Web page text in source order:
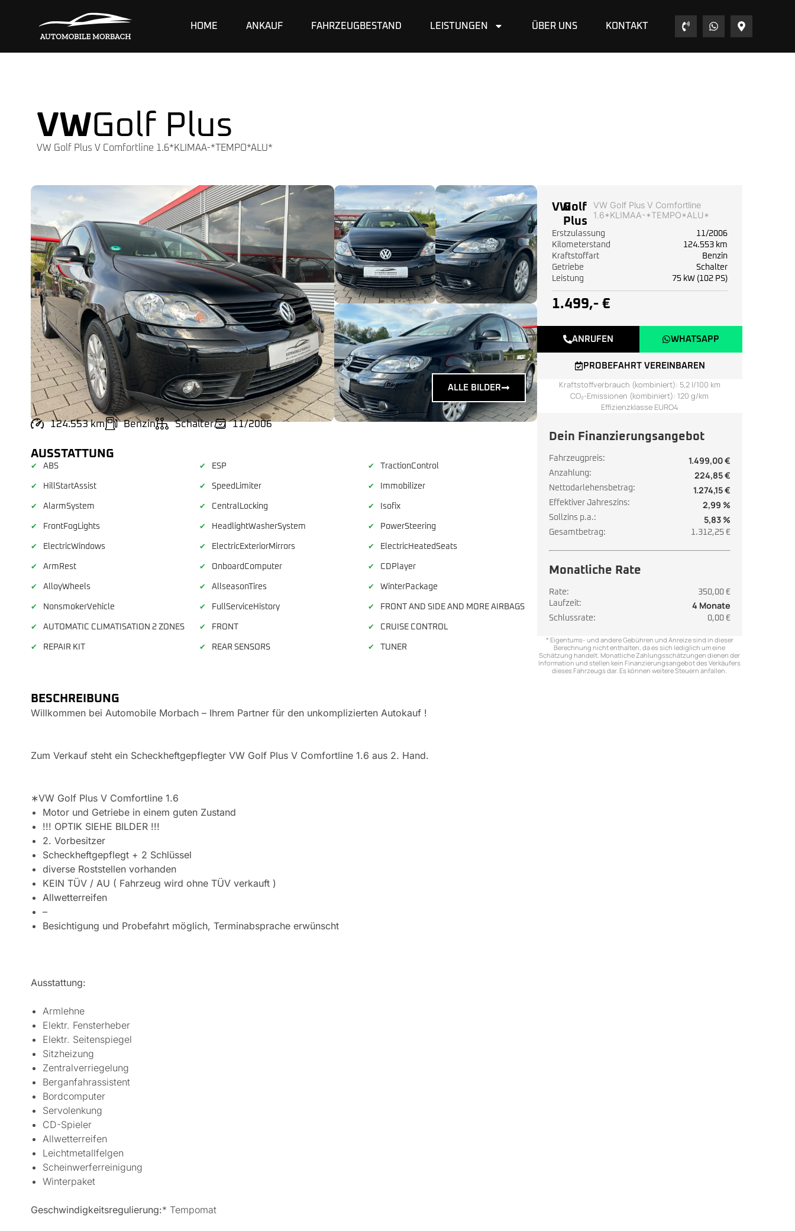
HOME ANKAUF FAHRZEUGBESTAND LEISTUNGEN ÜBER UNS KONTAKT
VWGolf Plus
VW Golf Plus V Comfortline 1.6*KLIMAA-*TEMPO*ALU*
ALLE BILDER
124.553 km Benzin Schalter 11/2006
AUSSTATTUNG
✔ ABS ✔ ESP ✔ TractionControl
✔ HillStartAssist ✔ SpeedLimiter ✔ Immobilizer
✔ AlarmSystem ✔ CentralLocking ✔ Isofix
✔ FrontFogLights ✔ HeadlightWasherSystem ✔ PowerSteering
✔ ElectricWindows ✔ ElectricExteriorMirrors ✔ ElectricHeatedSeats
✔ ArmRest ✔ OnboardComputer ✔ CDPlayer
✔ AlloyWheels ✔ AllseasonTires ✔ WinterPackage
✔ NonsmokerVehicle ✔ FullServiceHistory ✔ FRONT AND SIDE AND MORE AIRBAGS
✔ AUTOMATIC CLIMATISATION 2 ZONES ✔ FRONT ✔ CRUISE CONTROL
✔ REPAIR KIT ✔ REAR SENSORS ✔ TUNER
BESCHREIBUNG
Willkommen bei Automobile Morbach – Ihrem Partner für den unkomplizierten Autokauf !
Zum Verkauf steht ein Scheckheftgepflegter VW Golf Plus V Comfortline 1.6 aus 2. Hand.
∗VW Golf Plus V Comfortline 1.6
Motor und Getriebe in einem guten Zustand
!!! OPTIK SIEHE BILDER !!!
2. Vorbesitzer
Scheckheftgepflegt + 2 Schlüssel
diverse Roststellen vorhanden
KEIN TÜV / AU ( Fahrzeug wird ohne TÜV verkauft )
Allwetterreifen
–
Besichtigung und Probefahrt möglich, Terminabsprache erwünscht
Ausstattung:
Armlehne
Elektr. Fensterheber
Elektr. Seitenspiegel
Sitzheizung
Zentralverriegelung
Berganfahrassistent
Bordcomputer
Servolenkung
CD-Spieler
Allwetterreifen
Leichtmetallfelgen
Scheinwerferreinigung
Winterpaket
Geschwindigkeitsregulierung:* Tempomat
VWGolf
Plus
VW Golf Plus V Comfortline
1.6*KLIMAA-*TEMPO*ALU*
Erstzulassung
11/2006
Kilometerstand
124.553 km
Kraftstoffart
Benzin
Getriebe
Schalter
Leistung
75 kW (102 PS)
1.499,- €
ANRUFEN WHATSAPP
PROBEFAHRT VEREINBAREN
Kraftstoffverbrauch (kombiniert): 5,2 l/100 km
CO₂-Emissionen (kombiniert): 120 g/km
Effizienzklasse EURO4
Dein Finanzierungsangebot
Fahrzeugpreis: 1.499,00 €
Anzahlung: 224,85 €
Nettodarlehensbetrag: 1.274,15 €
Effektiver Jahreszins: 2,99 %
Sollzins p.a.: 5,83 %
Gesamtbetrag: 1.312,25 €
Monatliche Rate
Rate:
350,00 €
Laufzeit:
4 Monate
Schlussrate: 0,00 €
* Eigentums- und andere Gebühren und Anreize sind in dieser
Berechnung nicht enthalten, da es sich lediglich um eine
Schätzung handelt. Monatliche Zahlungsschätzungen dienen der
Information und stellen kein Finanzierungsangebot des Verkäufers
dieses Fahrzeugs dar. Es können weitere Steuern anfallen.